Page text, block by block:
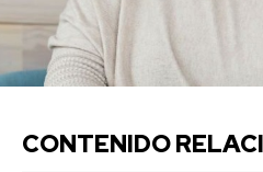
CONTENIDO